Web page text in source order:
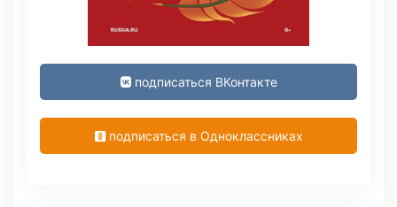
подписаться ВКонтакте
подписаться в Одноклассниках